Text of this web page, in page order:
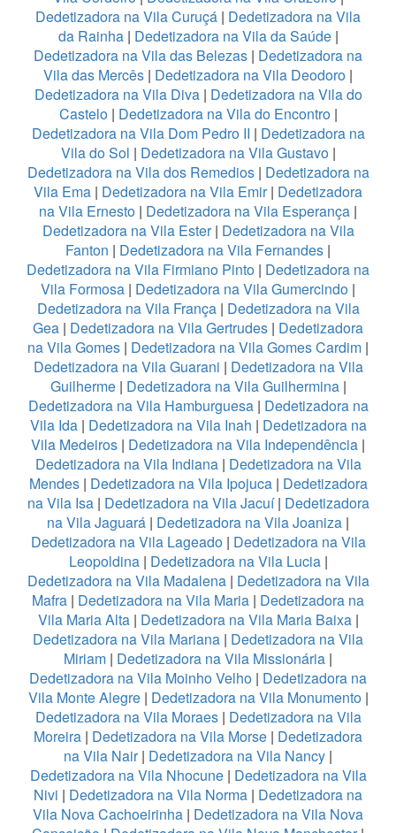
Dedetizadora na Vila Curuçá | Dedetizadora na Vila
da Rainha | Dedetizadora na Vila da Saúde|
Dedetizadora na Vila das Belezas | Dedetizadora na
Vila das Mercês | Dedetizadora na Vila Deodoro |
Dedetizadora na Vila Diva| Dedetizadora na Vila do
Castelo| Dedetizadora na Vila do Encontro|
Dedetizadora na Vila Dom Pedro II | Dedetizadora na
Vila do Sol | Dedetizadora na Vila Gustavo|
Dedetizadora na Vila dos Remedios| Dedetizadora na
Vila Ema | Dedetizadora na Vila Emir| Dedetizadora
na Vila Ernesto | Dedetizadora na Vila Esperança |
Dedetizadora na Vila Ester| Dedetizadora na Vila
Fanton | Dedetizadora na Vila Fernandes |
Dedetizadora na Vila Firmiano Pinto | Dedetizadora na
Vila Formosa | Dedetizadora na Vila Gumercindo |
Dedetizadora na Vila França| Dedetizadora na Vila
Gea | Dedetizadora na Vila Gertrudes | Dedetizadora
na Vila Gomes | Dedetizadora na Vila Gomes Cardim |
Dedetizadora na Vila Guarani | Dedetizadora na Vila
Guilherme| Dedetizadora na Vila Guilhermina|
Dedetizadora na Vila Hamburguesa| Dedetizadora na
Vila Ida| Dedetizadora na Vila Inah | Dedetizadora na
Vila Medeiros | Dedetizadora na Vila Independência |
Dedetizadora na Vila Indiana| Dedetizadora na Vila
Mendes| Dedetizadora na Vila Ipojuca| Dedetizadora
na Vila Isa| Dedetizadora na Vila Jacuí| Dedetizadora
na Vila Jaguará | Dedetizadora na Vila Joaniza |
Dedetizadora na Vila Lageado| Dedetizadora na Vila
Leopoldina| Dedetizadora na Vila Lucia|
Dedetizadora na Vila Madalena| Dedetizadora na Vila
Mafra | Dedetizadora na Vila Maria | Dedetizadora na
Vila Maria Alta| Dedetizadora na Vila Maria Baixa|
Dedetizadora na Vila Mariana | Dedetizadora na Vila
Miriam | Dedetizadora na Vila Missionária |
Dedetizadora na Vila Moinho Velho | Dedetizadora na
Vila Monte Alegre| Dedetizadora na Vila Monumento|
Dedetizadora na Vila Moraes| Dedetizadora na Vila
Moreira | Dedetizadora na Vila Morse | Dedetizadora
na Vila Nair| Dedetizadora na Vila Nancy |
Dedetizadora na Vila Nhocune| Dedetizadora na Vila
Nivi | Dedetizadora na Vila Norma | Dedetizadora na
Vila Nova Cachoeirinha | Dedetizadora na Vila Nova